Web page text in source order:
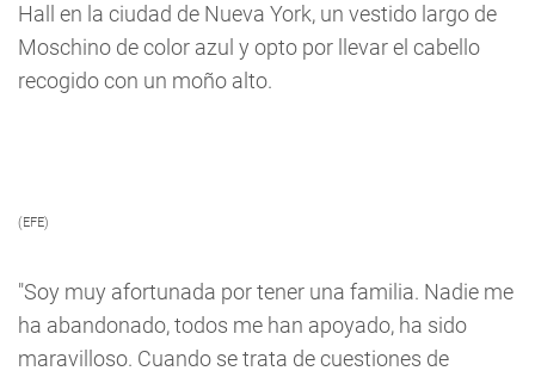
Hall en la ciudad de Nueva York, un vestido largo de
Moschino de color azul y opto por llevar el cabello
recogido con un moño alto.
(EFE)
"Soy muy afortunada por tener una familia. Nadie me
ha abandonado, todos me han apoyado, ha sido
maravilloso. Cuando se trata de cuestiones de